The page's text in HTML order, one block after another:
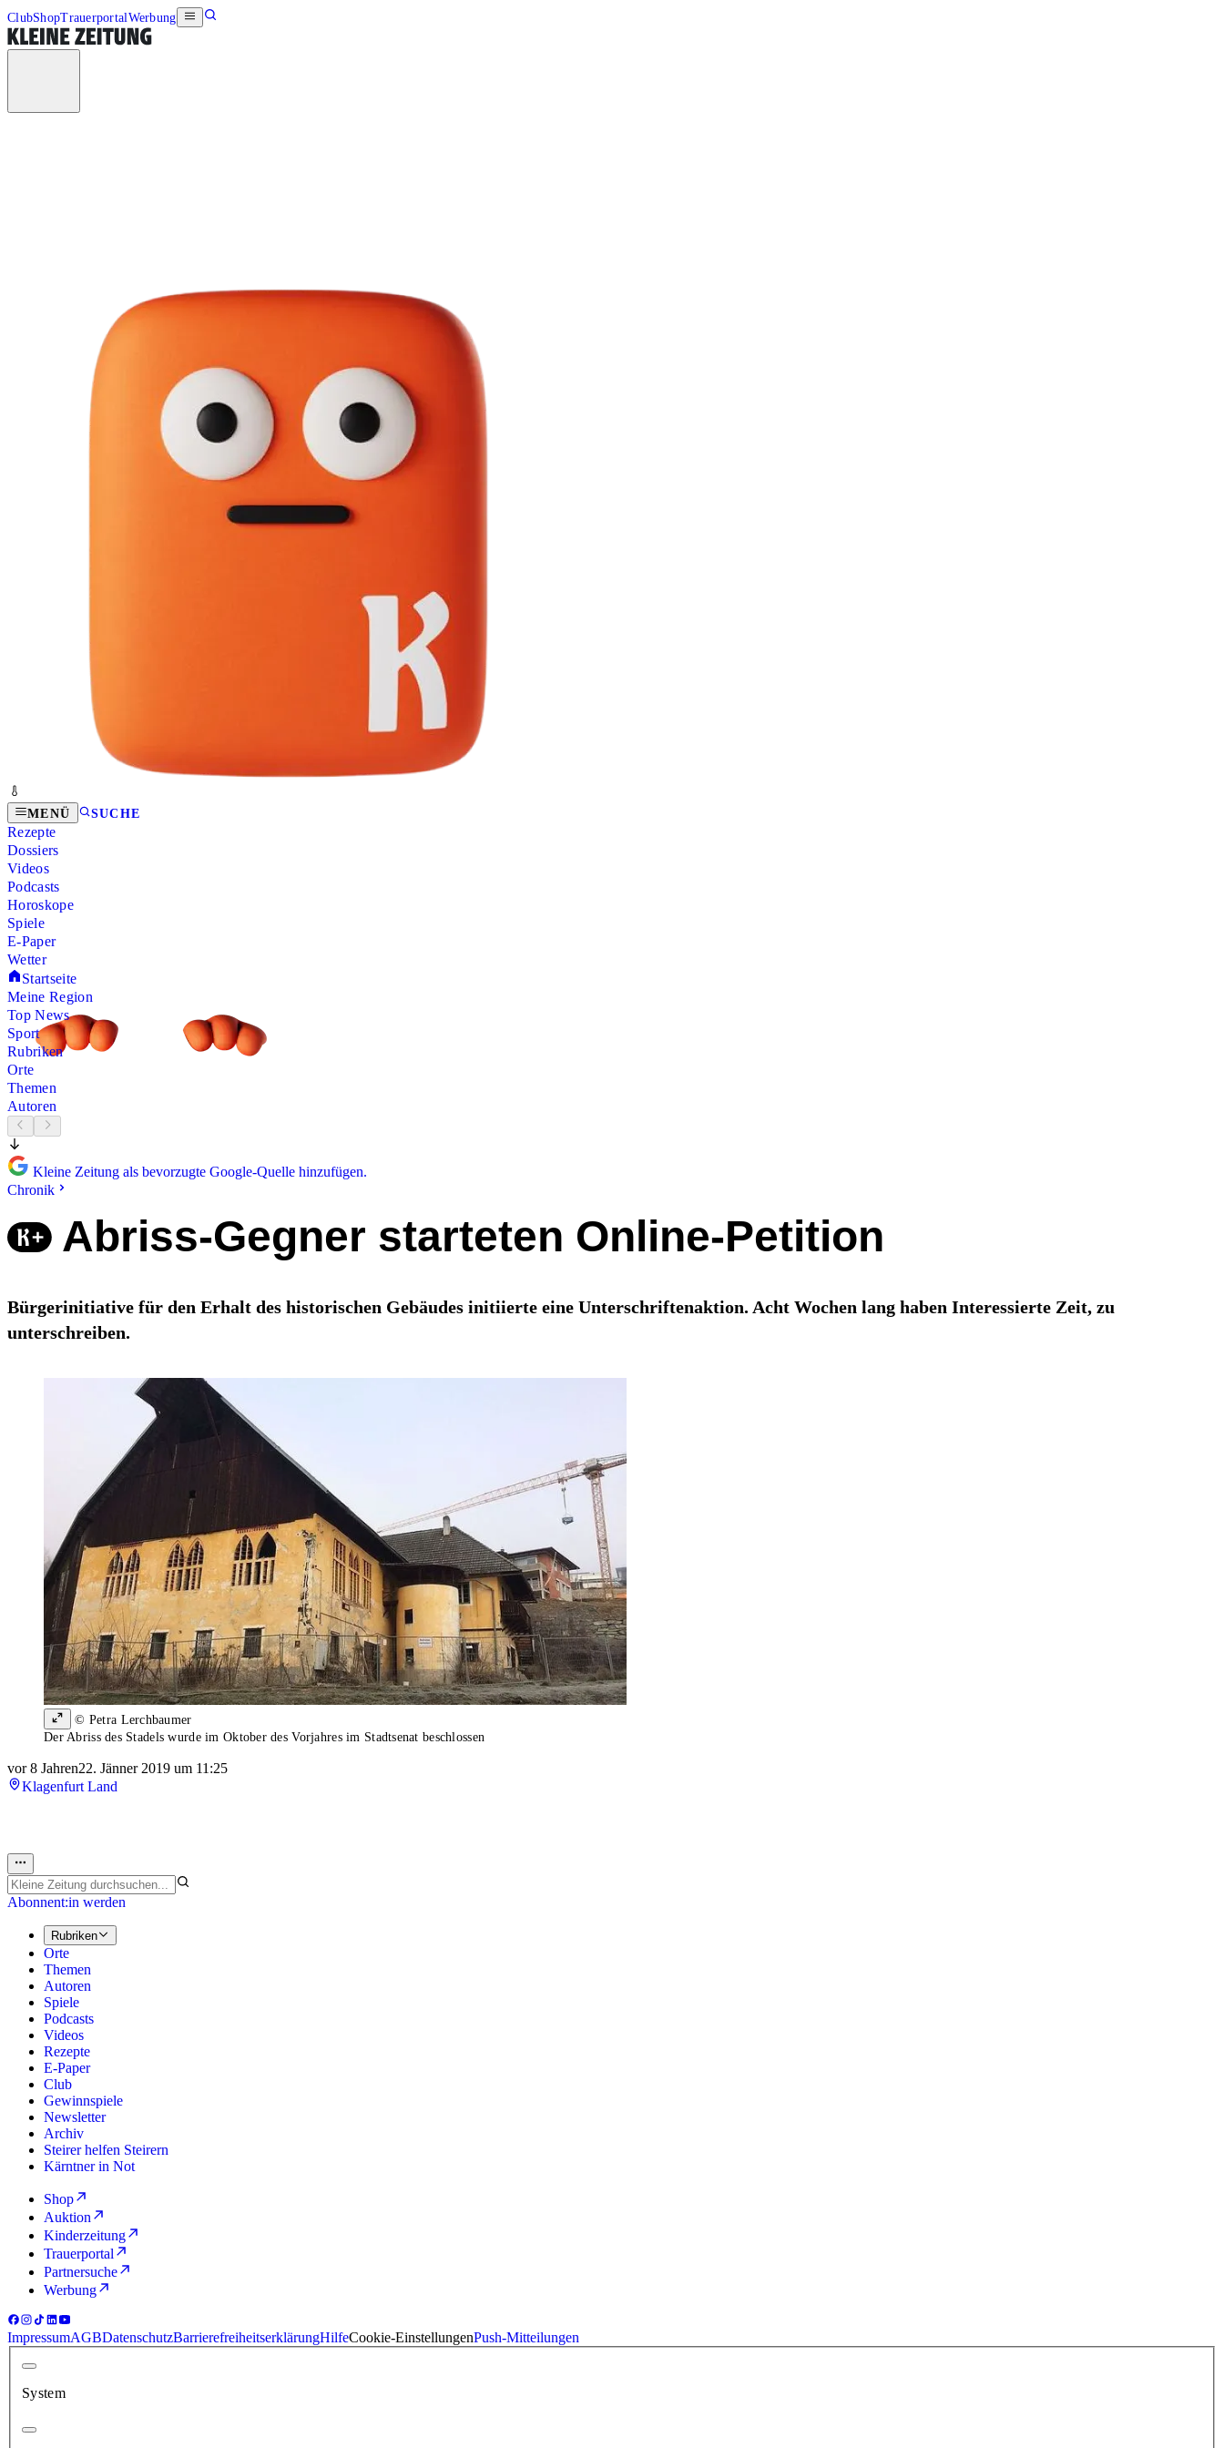
ClubShopTrauerportalWerbung
MENÜ SUCHE
Rezepte
Dossiers
Videos
Podcasts
Horoskope
Spiele
E-Paper
Wetter
Startseite
Meine Region
Top News
Sport
Rubriken
Orte
Themen
Autoren
Kleine Zeitung als bevorzugte Google-Quelle hinzufügen.
Chronik
Abriss-Gegner starteten Online-Petition
Bürgerinitiative für den Erhalt des historischen Gebäudes initiierte eine Unterschriftenaktion. Acht Wochen lang haben Interessierte Zeit, zu
unterschreiben.
© Petra Lerchbaumer
Der Abriss des Stadels wurde im Oktober des Vorjahres im Stadtsenat beschlossen
vor 8 Jahren22. Jänner 2019 um 11:25
Klagenfurt Land
Abonnent:in werden
Rubriken
Orte
Themen
Autoren
Spiele
Podcasts
Videos
Rezepte
E-Paper
Club
Gewinnspiele
Newsletter
Archiv
Steirer helfen Steirern
Kärntner in Not
Shop
Auktion
Kinderzeitung
Trauerportal
Partnersuche
Werbung
ImpressumAGBDatenschutzBarrierefreiheitserklärungHilfeCookie-EinstellungenPush-Mitteilungen
System